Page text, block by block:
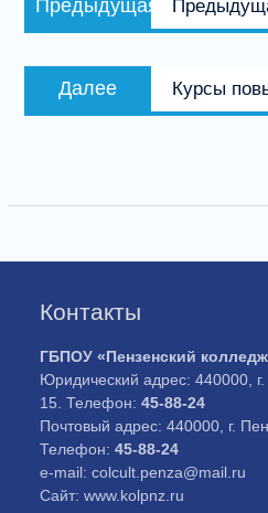
по
Предыдущая
запись:
Далее
запись:
Курсы
Контакты
ГБПОУ «Пензенский колледж
Юридический адрес: 440000,
15. Телефон:45-88-24
Почтовый адрес: 440000, г.
Телефон:45-88-24
e-mail: colcult.penza@mail.ru
Сайт: www.kolpnz.ru